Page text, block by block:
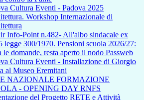
Cultura Eventi - Padova 2025
Workshop Internazionale di
Info-Point n.482- All'albo sindacale ex
legge 300/1970. Pensioni scuola 2026/27:
le domande, resta aperto il nodo Passweb
Cultura Eventi - Installazione di Giorgio
al Museo Eremitani
NAZIONALE FORMAZIONE
- OPENING DAY RNFS
del Progetto RETE e Attività